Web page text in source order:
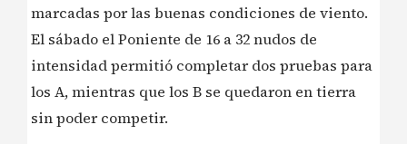
marcadas por las buenas condiciones de viento.
El sábado el Poniente de 16 a 32 nudos de
intensidad permitió completar dos pruebas para
los A, mientras que los B se quedaron en tierra
sin poder competir.